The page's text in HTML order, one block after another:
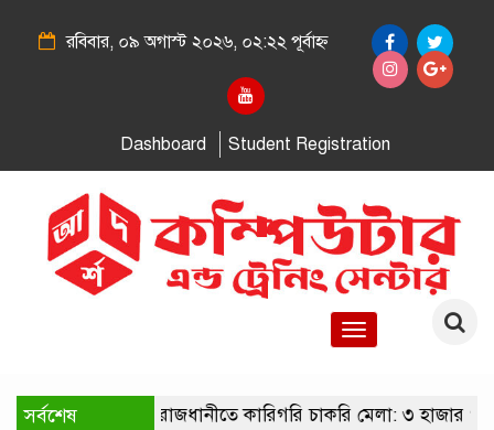
রবিবার, ০৯ অগাস্ট ২০২৬, ০২:২২ পূর্বাহ্ন
Dashboard Student Registration
Toggle
সর্বশেষ রাজধানীতে কারিগরি চাকরি মেলা: ৩ হাজার